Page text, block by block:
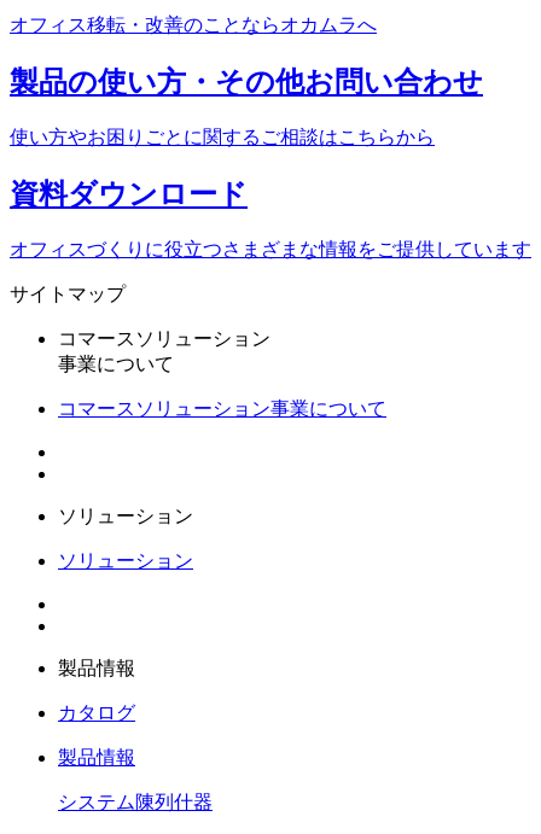
オフィス移転・改善のことならオカムラへ
製品の使い方・ その他お問い合わせ
使い方やお困りごとに関する ご相談はこちらから
資料ダウンロード
オフィスづくりに役立つさまざまな情報をご提供しています
サイトマップ
コマースソリューション
事業について
コマースソリューション事業について
ソリューション
ソリューション
製品情報
カタログ
製品情報
システム陳列什器